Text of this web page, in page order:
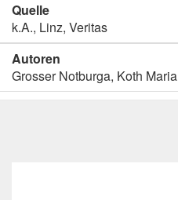
Quelle
k.A., Linz, Veritas
Autoren
Grosser Notburga, Koth Maria